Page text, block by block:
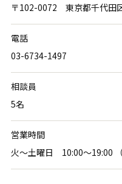
〒102-0072 東京都千代田
電話
03-6734-1497
相談員
5名
営業時間
火〜土曜日 10:00〜19:00 （